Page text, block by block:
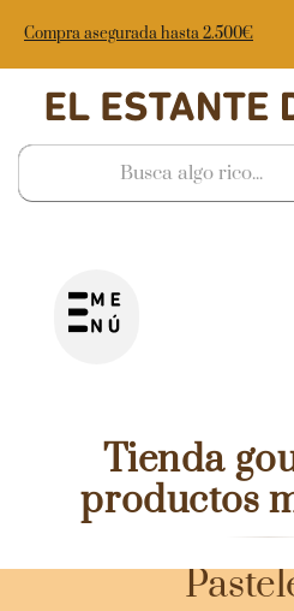
Compra asegurada hasta 2.500€
Tienda
productos